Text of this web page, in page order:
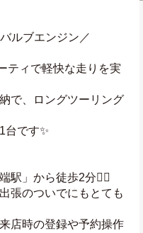
ルブエンジン／
ティで軽快な走りを実
で、ロングツーリング
台です✨
駅」から徒歩2分🚶‍♂️
張のついでにもとても
店時の登録や予約操作